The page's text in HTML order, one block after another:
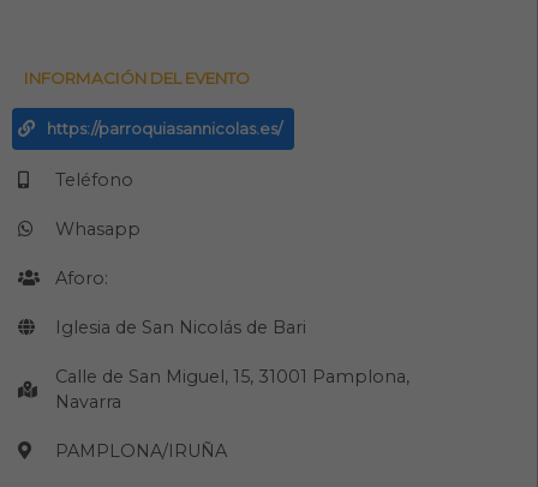
INFORMACIÓN DEL EVENTO
https://parroquiasannicolas.es/
Teléfono
Whasapp
Aforo:
Iglesia de San Nicolás de Bari
Calle de San Miguel, 15, 31001 Pamplona,
Navarra
PAMPLONA/IRUÑA